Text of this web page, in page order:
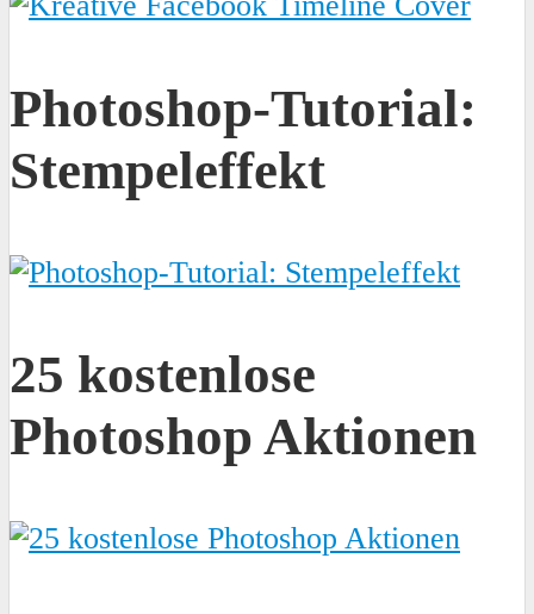
Photoshop-Tutorial:
Stempeleffekt
25 kostenlose
Photoshop Aktionen